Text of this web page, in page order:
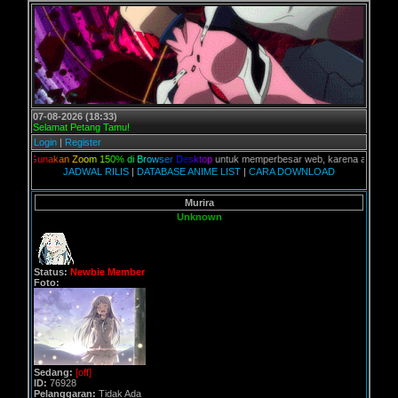
07-08-2026 (18:33)
Selamat Petang Tamu!
Login | Register
Zoom 15 0% di Brows er Desktop untuk memperbesar web, karena aslinya web ini
JADWAL RILIS | DATABASE ANIME LIST | CARA DOWNLOAD
Murira
Unknown
Status: Newbie Member
Foto:
Sedang: [off]
ID: 76928
Pelanggaran: Tidak Ada